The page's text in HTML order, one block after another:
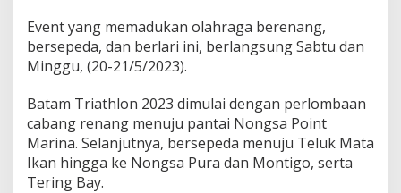
a
,
R
u
i
:
B
a
n
Event yang memadukan olahraga berenang,
bersepeda, dan berlari ini, berlangsung Sabtu dan
Minggu, (20-21/5/2023).
Batam Triathlon 2023 dimulai dengan perlombaan
cabang renang menuju pantai Nongsa Point
Marina. Selanjutnya, bersepeda menuju Teluk Mata
Ikan hingga ke Nongsa Pura dan Montigo, serta
Tering Bay.